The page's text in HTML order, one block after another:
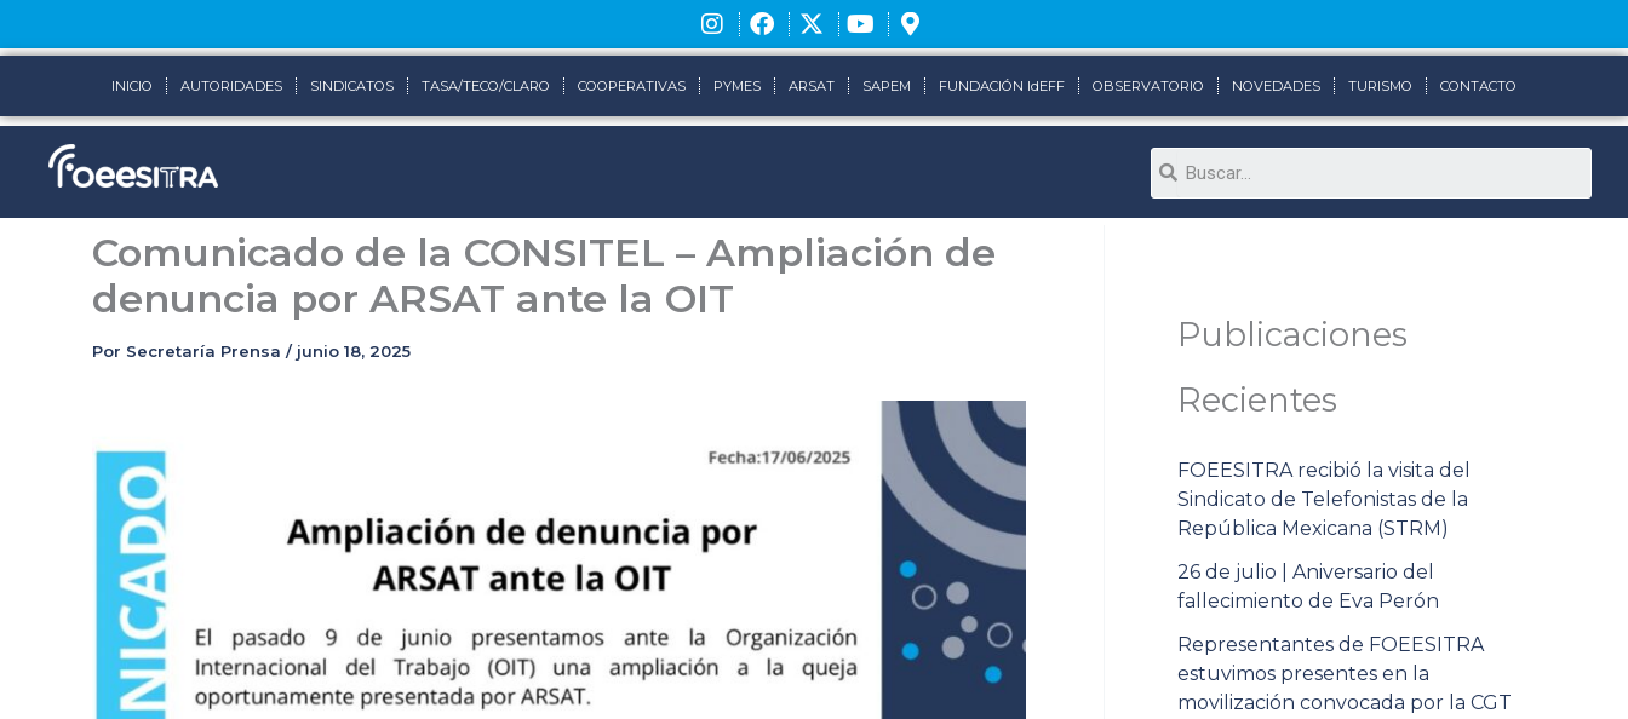
al
INICIO AUTORIDADES SINDICATOS TASA/TECO/CLARO COOPERATIVAS PYMES ARSAT SAPEM FUNDACIÓN IdEFF OBSERVATORIO NOVEDADES TURISMO CONTACTO
Search
Comunicado de la CONSITEL – Ampliación de
denuncia por ARSAT ante la OIT
Por Secretaría Prensa / junio 18, 2025
Publicaciones
Recientes
FOEESITRA recibió la visita del
Sindicato de Telefonistas de la
República Mexicana (STRM)
26 de julio | Aniversario del
fallecimiento de Eva Perón
Representantes de FOEESITRA
estuvimos presentes en la
movilización convocada por la CGT